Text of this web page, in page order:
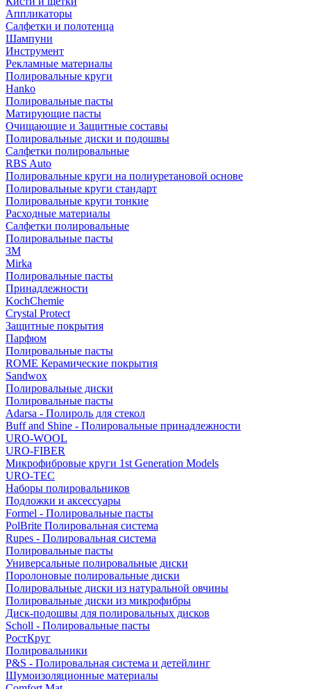
Аппликаторы
Салфетки и полотенца
Шампуни
Инструмент
Рекламные материалы
Полировальные круги
Hanko
Полировальные пасты
Матирующие пасты
Очищающие и Защитные составы
Полировальные диски и подошвы
Салфетки полировальные
RBS Auto
Полировальные круги на полиуретановой основе
Полировальные круги стандарт
Полировальные круги тонкие
Расходные материалы
Салфетки полировальные
Полировальные пасты
3М
Mirka
Полировальные пасты
Принадлежности
KochChemie
Crystal Protect
Защитные покрытия
Парфюм
Полировальные пасты
ROME Керамические покрытия
Sandwox
Полировальные диски
Полировальные пасты
Adarsa - Полироль для стекол
Buff and Shine - Полировальные принадлежности
URO-WOOL
URO-FIBER
Микрофибровые круги 1st Generation Models
URO-TEC
Наборы полировальников
Подложки и аксессуары
Formel - Полировальные пасты
PolBrite Полировальная система
Rupes - Полировальная система
Полировальные пасты
Универсальные полировальные диски
Поролоновые полировальные диски
Полировальные диски из натуральной овчины
Полировальные диски из микрофибры
Диск-подошвы для полировальных дисков
Scholl - Полировальные пасты
РостКруг
Полировальники
P&S - Полировальная система и детейлинг
Шумоизоляционные материалы